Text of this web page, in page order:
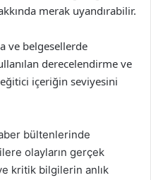
merak uyandırabilir.
ve belgesellerde
derecelendirme ve
içeriğin seviyesini
bültenlerinde
olayların gerçek
kritik bilgilerin anlık